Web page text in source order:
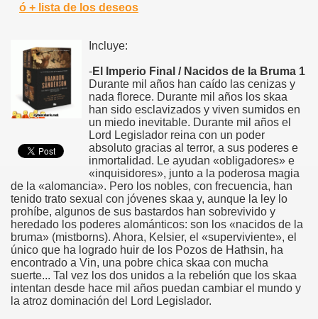
ó + lista de los deseos
Incluye:
-El Imperio Final / Nacidos de la Bruma 1
Durante mil años han caído las cenizas y
nada florece. Durante mil años los skaa
han sido esclavizados y viven sumidos en
un miedo inevitable. Durante mil años el
Lord Legislador reina con un poder
absoluto gracias al terror, a sus poderes e
inmortalidad. Le ayudan «obligadores» e
«inquisidores», junto a la poderosa magia
de la «alomancia». Pero los nobles, con frecuencia, han
tenido trato sexual con jóvenes skaa y, aunque la ley lo
prohíbe, algunos de sus bastardos han sobrevivido y
heredado los poderes alománticos: son los «nacidos de la
bruma» (mistborns). Ahora, Kelsier, el «superviviente», el
único que ha logrado huir de los Pozos de Hathsin, ha
encontrado a Vin, una pobre chica skaa con mucha
suerte... Tal vez los dos unidos a la rebelión que los skaa
intentan desde hace mil años puedan cambiar el mundo y
la atroz dominación del Lord Legislador.